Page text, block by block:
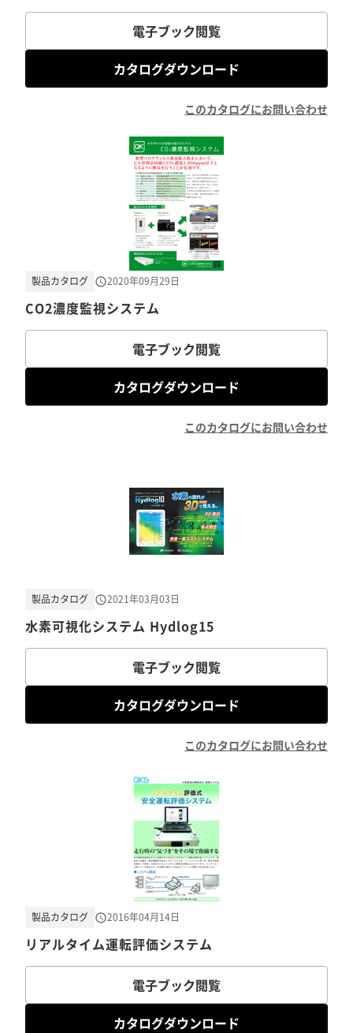
電子ブック閲覧
カタログダウンロード
このカタログにお問い合わせ
CO2濃度監視システム
製品カタログ 2020年09月29日
電子ブック閲覧
カタログダウンロード
このカタログにお問い合わせ
水素可視化システム Hydlog15
製品カタログ 2021年03月03日
電子ブック閲覧
カタログダウンロード
このカタログにお問い合わせ
リアルタイム運転評価システム
製品カタログ 2016年04月14日
電子ブック閲覧
カタログダウンロード